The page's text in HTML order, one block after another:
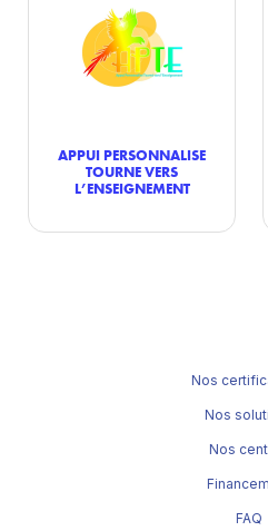
APPUI PERSONNALISE
TOURNE VERS
L’ENSEIGNEMENT
Nos
Nos
Nos
FAQ